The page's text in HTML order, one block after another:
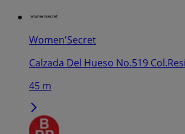
Women'Secret
Calzada Del Hueso No.519
45 m